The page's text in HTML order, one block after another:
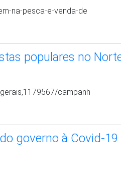
indigenas-e-qu
combate à covid-
de Covid-19